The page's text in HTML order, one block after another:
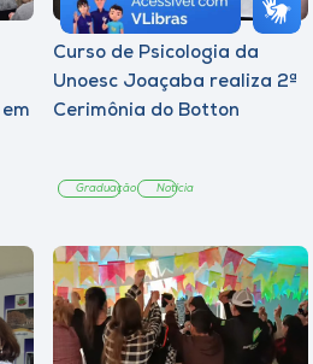
Curso de Psicologia da
Unoesc Joaçaba realiza 2ª
Cerimônia do Botton
Graduação Notícia